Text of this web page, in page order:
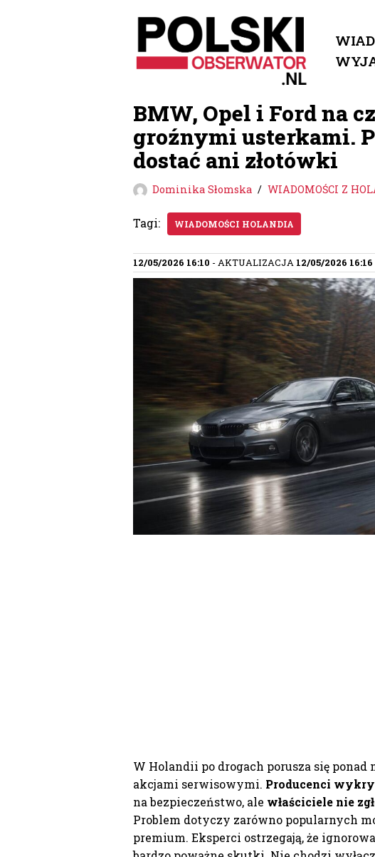
Przejdź
do
BMW, Opel i Ford na
groźnymi usterkami.
dostać ani złotówki
Dominika Słomska WIADOMOŚCI Z
Tagi: WIADOMOŚCI HOLANDIA
12/05/2026 16:10 - AKTUALIZACJA 12/05/2026 16:16
W Holandii po drogach porusza się
akcjami serwisowymi. Producenci
na bezpieczeństwo, ale właściciele nie
Problem dotyczy zarówno popularnych
premium. Eksperci ostrzegają, że